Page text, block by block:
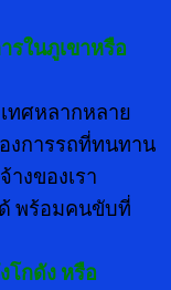
รในภูเขาหรือ
ทศหลากหลาย
งการรถที่ทนทาน
งของเรา
พร้อมคนขับที่
โกดัง หรือ